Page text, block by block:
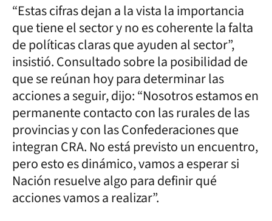
“Estas cifras dejan a la vista la importancia
que tiene el sector y no es coherente la falta
de políticas claras que ayuden al sector”,
insistió. Consultado sobre la posibilidad de
que se reúnan hoy para determinar las
acciones a seguir, dijo: “Nosotros estamos en
permanente contacto con las rurales de las
provincias y con las Confederaciones que
integran CRA. No está previsto un encuentro,
pero esto es dinámico, vamos a esperar si
Nación resuelve algo para definir qué
acciones vamos a realizar”.